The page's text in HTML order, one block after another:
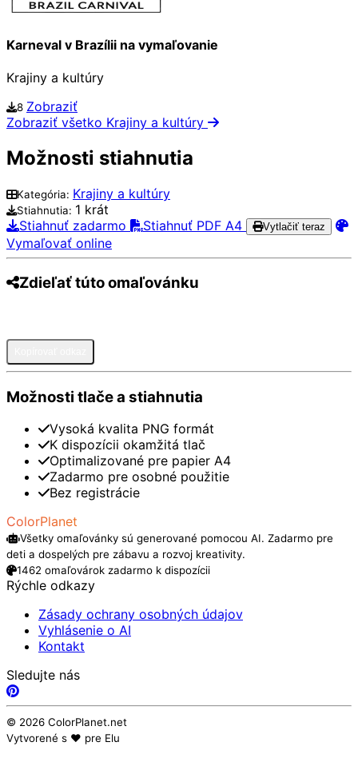
Karneval v Brazílii na vymaľovanie
Krajiny a kultúry
8 Zobraziť
Zobraziť všetko Krajiny a kultúry
Možnosti stiahnutia
Kategória: Krajiny a kultúry
Stiahnutia: 1 krát
Stiahnuť zadarmo
Stiahnuť PDF A4 Vytlačiť teraz
Vymaľovať online
Zdieľať túto omaľovánku
Možnosti tlače a stiahnutia
Vysoká kvalita PNG formát
K dispozícii okamžitá tlač
Optimalizované pre papier A4
Zadarmo pre osobné použitie
Bez registrácie
ColorPlanet
Všetky omaľovánky sú generované pomocou AI. Zadarmo pre
deti a dospelých pre zábavu a rozvoj kreativity.
1462 omaľovárok zadarmo k dispozícii
Rýchle odkazy
Zásady ochrany osobných údajov
Vyhlásenie o AI
Kontakt
Sledujte nás
© 2026 ColorPlanet.net
Vytvorené s ❤️ pre Elu